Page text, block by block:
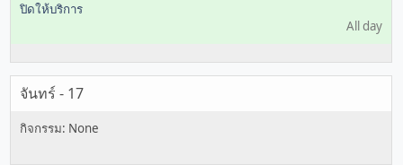
ปิดให้บริการ
All day
จันทร์ - 17